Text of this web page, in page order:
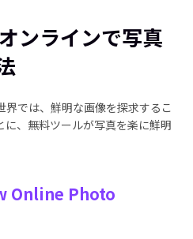
化する方法
鮮明化する方法
ンラインで写真
では、鮮明な画像を探求するこ
に、無料ツールが写真を楽に鮮明
Onlinе Photo